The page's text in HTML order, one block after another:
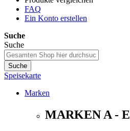
FAQ
Ein Konto erstellen
Suche
Suche
Suche
Speisekarte
Marken
MARKEN A - E